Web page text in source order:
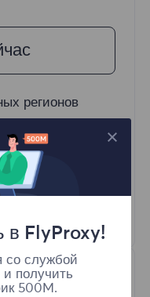
регионов
сессии
прокси
в FlyProxy!
со службой
и получить
500M.